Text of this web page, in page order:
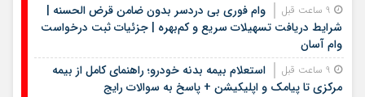
وام فوری بی دردسر بدون ضامن قرض الحسنه |
شرایط دریافت تسهیلات سریع و کم‌بهره | جزئیات ثبت درخواست
وام آسان
استعلام بیمه بدنه خودرو؛ راهنمای کامل از بیمه
مرکزی تا پیامک و اپلیکیشن + پاسخ به سوالات رایج